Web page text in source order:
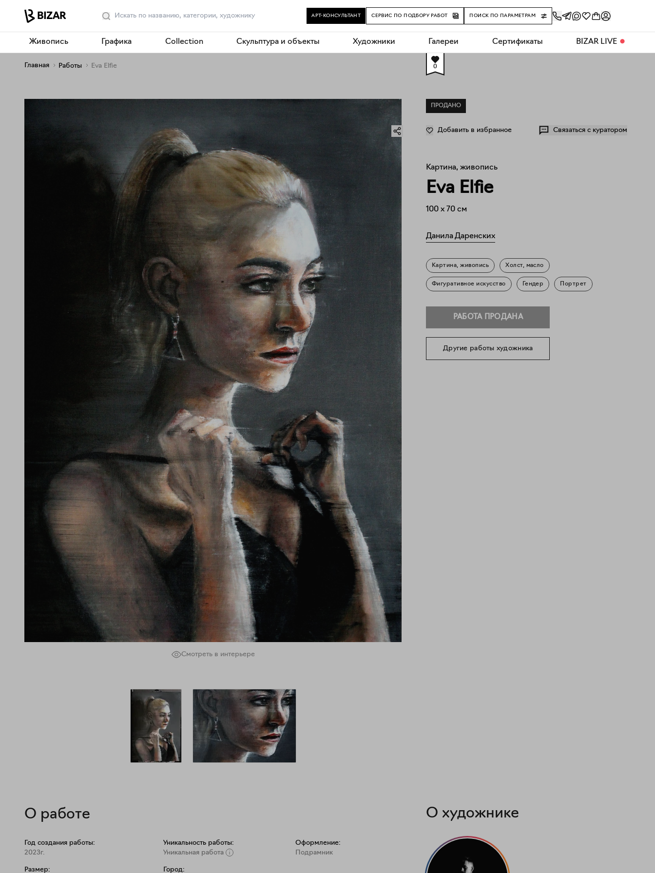
АРТ-КОНСУЛЬТАНТ СЕРВИС ПО ПОДБОРУ РАБОТ ПОИСК ПО ПАРАМЕТРАМ
Живопись Графика Collection Скульптура и объекты Художники Галереи Сертификаты BIZAR LIVE ⬤
Главная Работы Eva Elfie
Смотреть в интерьере
ПРОДАНО
0
Добавить в избранное Связаться с куратором
Картина, живопись
Eva Elfie
100 x 70 см
Данила Даренских
Картина, живопись Холст, масло
Фигуративное искусство Гендер Портрет
РАБОТА ПРОДАНА
Другие работы художника
О работе
Год создания работы:
2023г.
Размер:
Уникальность работы:
Уникальная работа
Город:
Оформление:
Подрамник
О художнике